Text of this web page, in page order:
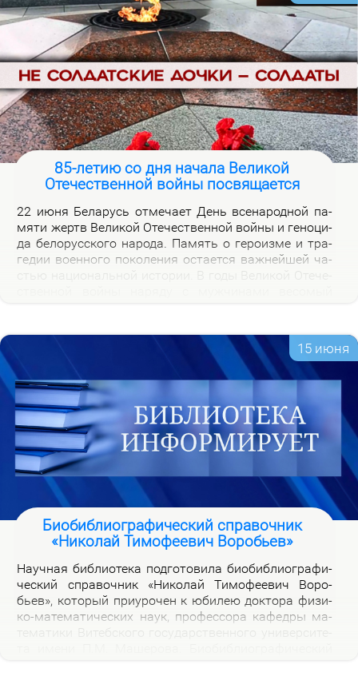
85-летию со дня начала Великой
Отечественной войны посвящается
22 июня Бе­ла­русь от­ме­ча­ет День все­на­род­ной па­
мя­ти жертв Ве­ли­кой Оте­че­ствен­ной вой­ны и ге­но­ци­
да бе­ло­рус­ско­го на­ро­да. Па­мять о ге­ро­из­ме и тра­
ге­дии во­ен­но­го по­ко­ле­ния оста­ет­ся важ­ней­шей ча­
ских от­ря­дах.
15 июня
Биобиблиографический справочник
«Николай Тимофеевич Воробьев»
На­уч­ная биб­лио­те­ка под­го­то­ви­ла био­биб­лио­гра­фи­
че­ский спра­воч­ник «Ни­ко­лай Ти­мо­фе­е­вич Во­ро­
бьев», ко­то­рый при­уро­чен к юби­лею док­то­ра физи­
ко-ма­те­ма­ти­че­ских на­ук, про­фес­со­ра ка­фед­ры ма­